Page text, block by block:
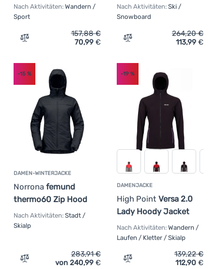
Nach Aktivitäten: Wandern /
Sport
Zum Vergleich 'Damenjacke Dare 2b Diverging Jacket'
157,88€
70,99 €
Nach Aktivitäten: Ski /
Snowboard
Zum Vergleich 'Damen
264,20€
113,99 €
DAMEN-WINTERJACKE
Norrona femund
thermo60 Zip Hood
-15 %
Nach Aktivitäten: Stadt /
Skialp
Zum Vergleich 'Damen-Winterjacke Norrona femund
283,91€
von 240,99 €
DAMENJACKE
High Point Versa 2.0
Lady Hoody Jacket
-19%
Nach Aktivitäten: Wandern /
Laufen / Kletter / Skialp
Zum Vergleich
139,22€
112,90 €